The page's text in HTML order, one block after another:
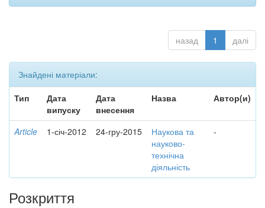
назад 1 далі
Знайдені матеріали:
Тип
Дата
випуску
Дата
внесення
Назва Автор(и)
Article 1-січ-2012 24-гру-2015
Наукова та
науково-
технічна
діяльність
-
Розкриття